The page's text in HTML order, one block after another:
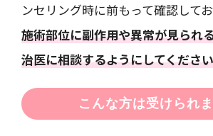
ンセリング時に前もって確認してお
施術部位に副作用や異常が見られ
治医に相談するようにしてくださ
こんな方は受けられ